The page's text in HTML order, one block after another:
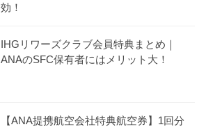
効！
IHGリワーズクラブ会員特典まとめ｜
ANAのSFC保有者にはメリット大！
【ANA提携航空会社特典航空券】1回分